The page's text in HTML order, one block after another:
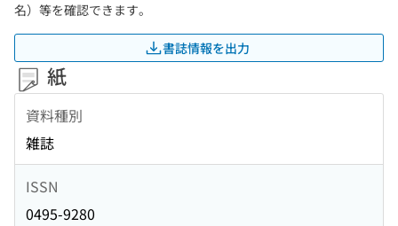
名）等を確認できます。
書誌情報を出力
紙
資料種別
雑誌
ISSN
0495-9280